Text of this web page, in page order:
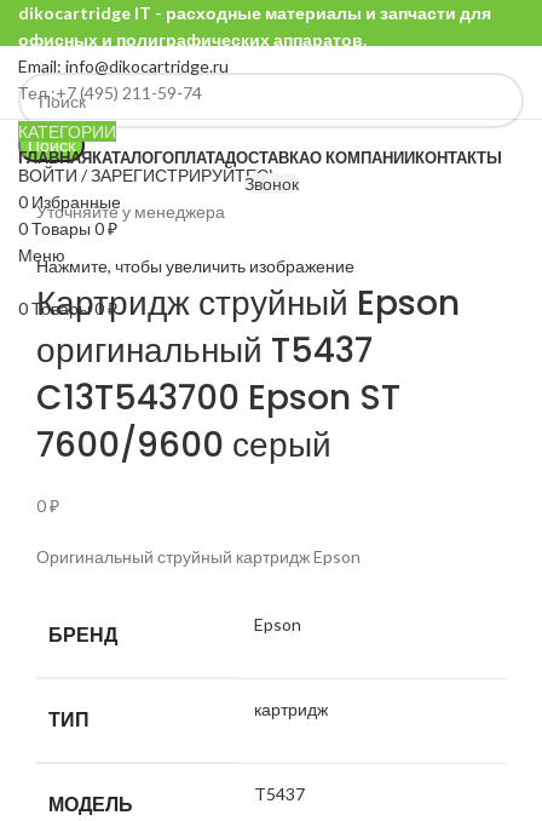
dikocartridge IT - расходные материалы и запчасти для
офисных и полиграфических аппаратов.
Email: info@dikocartridge.ru
Тел.:+7 (495) 211-59-74
Поиск
ВОЙТИ / ЗАРЕГИСТРИРУЙТЕСЬ
0 Избранные
0Товары 0₽
Меню
0Товары0₽
КАТЕГОРИИ
ГЛАВНАЯКАТАЛОГОПЛАТАДОСТАВКАО КОМПАНИИКОНТАКТЫ
Звонок
Уточняйте у менеджера
Нажмите, чтобы увеличить изображение
Картридж струйный Epson
оригинальный T5437
C13T543700 Epson ST
7600/9600 серый
0₽
Оригинальный струйный картридж Epson
БРЕНД Epson
ТИП картридж
МОДЕЛЬ T5437